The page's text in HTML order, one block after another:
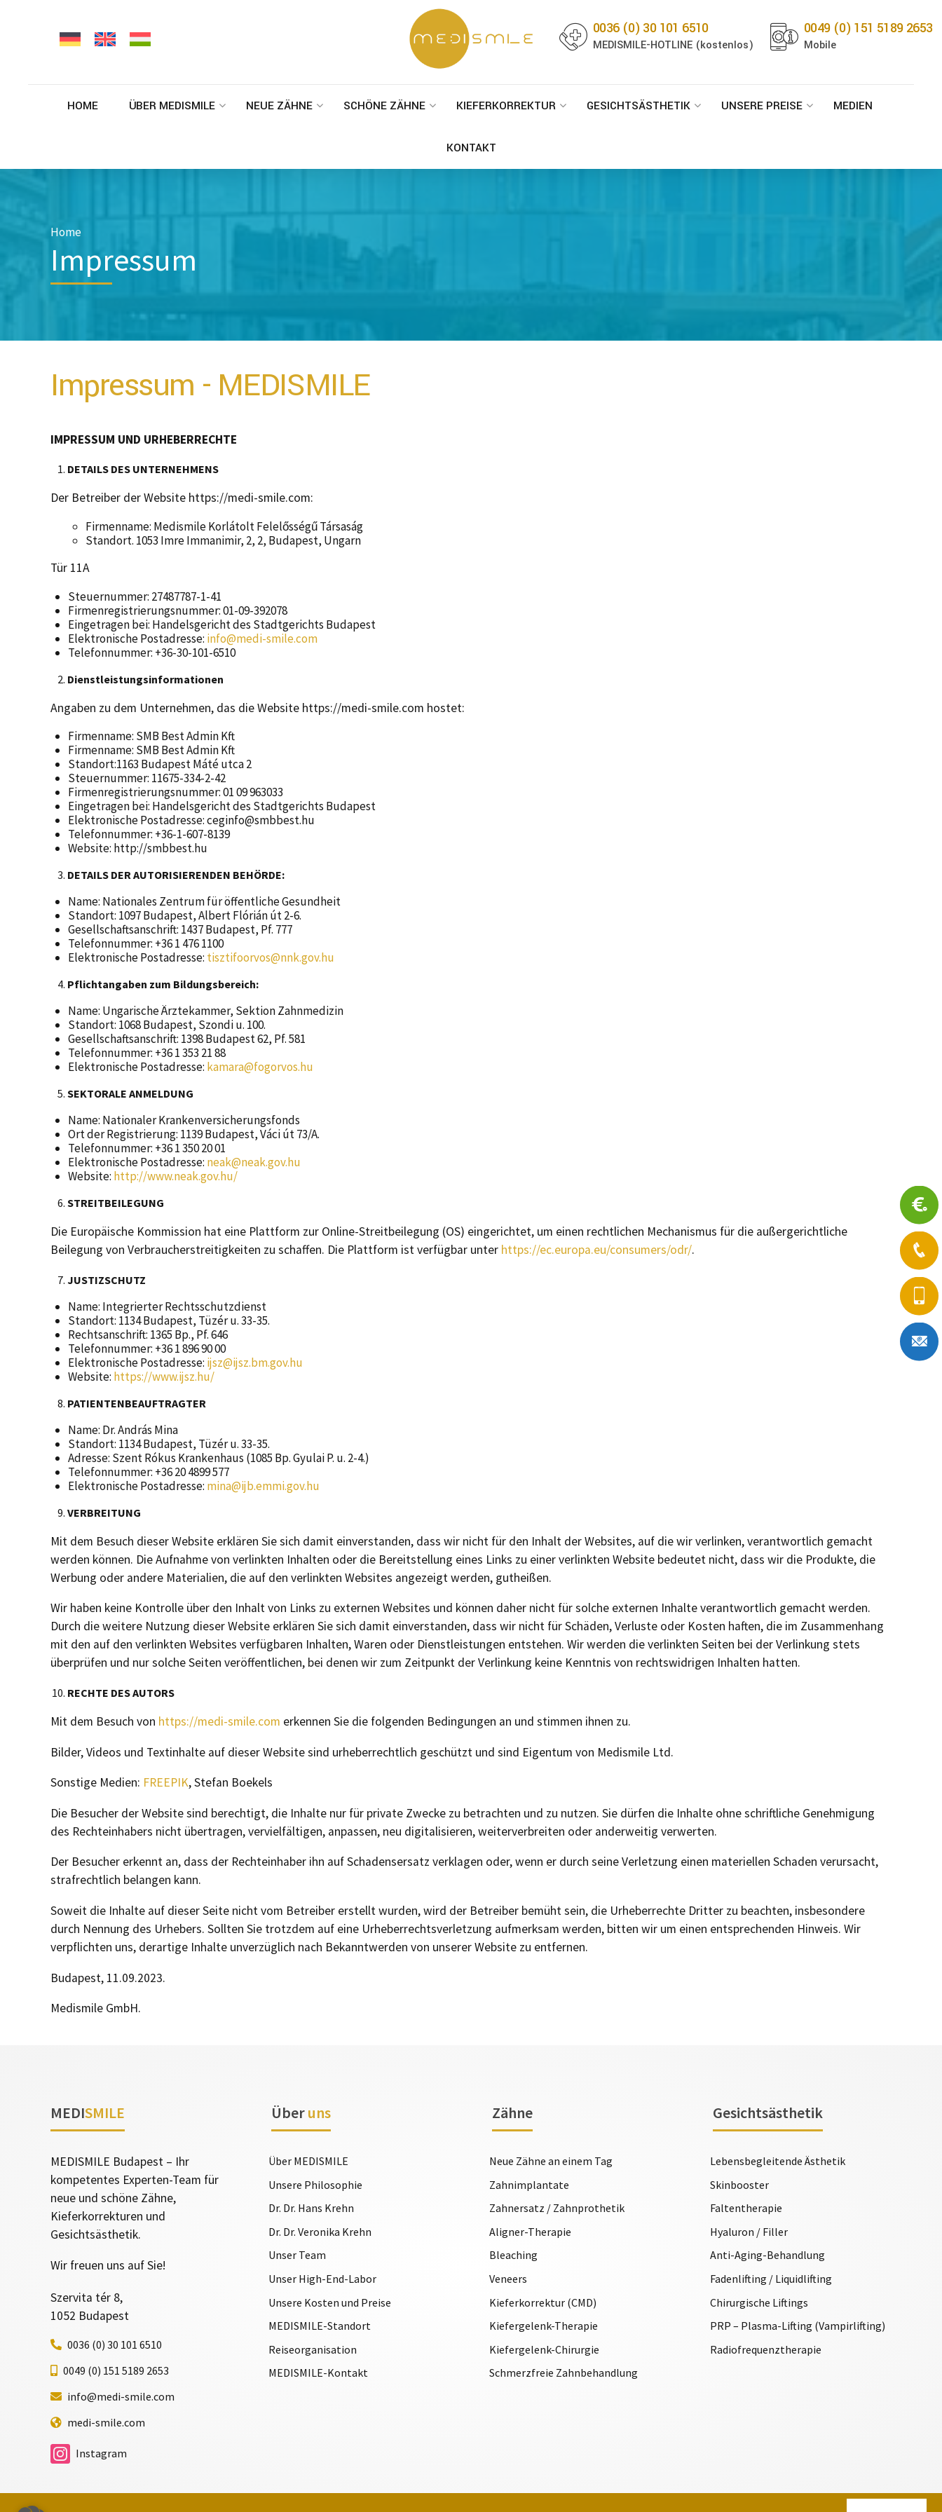
0036 (0) 30 101 6510
MEDISMILE-HOTLINE (kostenlos)
0049 (0) 151 5189 2653
Mobile
HOME ÜBER MEDISMILE NEUE ZÄHNE SCHÖNE ZÄHNE KIEFERKORREKTUR GESICHTSÄSTHETIK UNSERE PREISE MEDIEN
KONTAKT
Home
Impressum
Impressum - MEDISMILE
IMPRESSUM UND URHEBERRECHTE
DETAILS DES UNTERNEHMENS
Der Betreiber der Website https://medi-smile.com:
Firmenname: Medismile Korlátolt Felelősségű Társaság
Standort. 1053 Imre Immanimir, 2, 2, Budapest, Ungarn
Tür 11A
Steuernummer: 27487787-1-41
Firmenregistrierungsnummer: 01-09-392078
Eingetragen bei: Handelsgericht des Stadtgerichts Budapest
Elektronische Postadresse: info@medi-smile.com
Telefonnummer: +36-30-101-6510
Dienstleistungsinformationen
Angaben zu dem Unternehmen, das die Website https://medi-smile.com hostet:
Firmenname: SMB Best Admin Kft
Firmenname: SMB Best Admin Kft
Standort:1163 Budapest Máté utca 2
Steuernummer: 11675-334-2-42
Firmenregistrierungsnummer: 01 09 963033
Eingetragen bei: Handelsgericht des Stadtgerichts Budapest
Elektronische Postadresse: ceginfo@smbbest.hu
Telefonnummer: +36-1-607-8139
Website: http://smbbest.hu
DETAILS DER AUTORISIERENDEN BEHÖRDE:
Name: Nationales Zentrum für öffentliche Gesundheit
Standort: 1097 Budapest, Albert Flórián út 2-6.
Gesellschaftsanschrift: 1437 Budapest, Pf. 777
Telefonnummer: +36 1 476 1100
Elektronische Postadresse: tisztifoorvos@nnk.gov.hu
Pflichtangaben zum Bildungsbereich:
Name: Ungarische Ärztekammer, Sektion Zahnmedizin
Standort: 1068 Budapest, Szondi u. 100.
Gesellschaftsanschrift: 1398 Budapest 62, Pf. 581
Telefonnummer: +36 1 353 21 88
Elektronische Postadresse: kamara@fogorvos.hu
SEKTORALE ANMELDUNG
Name: Nationaler Krankenversicherungsfonds
Ort der Registrierung: 1139 Budapest, Váci út 73/A.
Telefonnummer: +36 1 350 20 01
Elektronische Postadresse: neak@neak.gov.hu
Website: http://www.neak.gov.hu/
STREITBEILEGUNG
Die Europäische Kommission hat eine Plattform zur Online-Streitbeilegung (OS) eingerichtet, um einen rechtlichen Mechanismus für die außergerichtliche
Beilegung von Verbraucherstreitigkeiten zu schaffen. Die Plattform ist verfügbar unter https://ec.europa.eu/consumers/odr/.
JUSTIZSCHUTZ
Name: Integrierter Rechtsschutzdienst
Standort: 1134 Budapest, Tüzér u. 33-35.
Rechtsanschrift: 1365 Bp., Pf. 646
Telefonnummer: +36 1 896 90 00
Elektronische Postadresse: ijsz@ijsz.bm.gov.hu
Website: https://www.ijsz.hu/
PATIENTENBEAUFTRAGTER
Name: Dr. András Mina
Standort: 1134 Budapest, Tüzér u. 33-35.
Adresse: Szent Rókus Krankenhaus (1085 Bp. Gyulai P. u. 2-4.)
Telefonnummer: +36 20 4899 577
Elektronische Postadresse: mina@ijb.emmi.gov.hu
VERBREITUNG
Mit dem Besuch dieser Website erklären Sie sich damit einverstanden, dass wir nicht für den Inhalt der Websites, auf die wir verlinken, verantwortlich gemacht
werden können. Die Aufnahme von verlinkten Inhalten oder die Bereitstellung eines Links zu einer verlinkten Website bedeutet nicht, dass wir die Produkte, die
Werbung oder andere Materialien, die auf den verlinkten Websites angezeigt werden, gutheißen.
Wir haben keine Kontrolle über den Inhalt von Links zu externen Websites und können daher nicht für solche externen Inhalte verantwortlich gemacht werden.
Durch die weitere Nutzung dieser Website erklären Sie sich damit einverstanden, dass wir nicht für Schäden, Verluste oder Kosten haften, die im Zusammenhang
mit den auf den verlinkten Websites verfügbaren Inhalten, Waren oder Dienstleistungen entstehen. Wir werden die verlinkten Seiten bei der Verlinkung stets
überprüfen und nur solche Seiten veröffentlichen, bei denen wir zum Zeitpunkt der Verlinkung keine Kenntnis von rechtswidrigen Inhalten hatten.
RECHTE DES AUTORS
Mit dem Besuch von https://medi-smile.com erkennen Sie die folgenden Bedingungen an und stimmen ihnen zu.
Bilder, Videos und Textinhalte auf dieser Website sind urheberrechtlich geschützt und sind Eigentum von Medismile Ltd.
Sonstige Medien: FREEPIK, Stefan Boekels
Die Besucher der Website sind berechtigt, die Inhalte nur für private Zwecke zu betrachten und zu nutzen. Sie dürfen die Inhalte ohne schriftliche Genehmigung
des Rechteinhabers nicht übertragen, vervielfältigen, anpassen, neu digitalisieren, weiterverbreiten oder anderweitig verwerten.
Der Besucher erkennt an, dass der Rechteinhaber ihn auf Schadensersatz verklagen oder, wenn er durch seine Verletzung einen materiellen Schaden verursacht,
strafrechtlich belangen kann.
Soweit die Inhalte auf dieser Seite nicht vom Betreiber erstellt wurden, wird der Betreiber bemüht sein, die Urheberrechte Dritter zu beachten, insbesondere
durch Nennung des Urhebers. Sollten Sie trotzdem auf eine Urheberrechtsverletzung aufmerksam werden, bitten wir um einen entsprechenden Hinweis. Wir
verpflichten uns, derartige Inhalte unverzüglich nach Bekanntwerden von unserer Website zu entfernen.
Budapest, 11.09.2023.
Medismile GmbH.
MEDISMILE
MEDISMILE Budapest – Ihr
kompetentes Experten-Team für
neue und schöne Zähne,
Kieferkorrekturen und
Gesichtsästhetik.
Wir freuen uns auf Sie!
Szervita tér 8,
1052 Budapest
0036 (0) 30 101 6510
0049 (0) 151 5189 2653
info@medi-smile.com
medi-smile.com
Instagram
Überuns
Über MEDISMILE
Unsere Philosophie
Dr. Dr. Hans Krehn
Dr. Dr. Veronika Krehn
Unser Team
Unser High-End-Labor
Unsere Kosten und Preise
MEDISMILE-Standort
Reiseorganisation
MEDISMILE-Kontakt
Zähne
Neue Zähne an einem Tag
Zahnimplantate
Zahnersatz / Zahnprothetik
Aligner-Therapie
Bleaching
Veneers
Kieferkorrektur (CMD)
Kiefergelenk-Therapie
Kiefergelenk-Chirurgie
Schmerzfreie Zahnbehandlung
Gesichtsästhetik
Lebensbegleitende Ästhetik
Skinbooster
Faltentherapie
Hyaluron / Filler
Anti-Aging-Behandlung
Fadenlifting / Liquidlifting
Chirurgische Liftings
PRP – Plasma-Lifting (Vampirlifting)
Radiofrequenztherapie